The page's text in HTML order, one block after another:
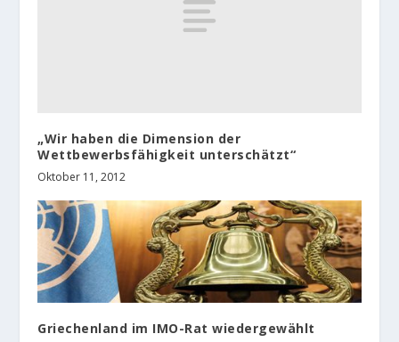
„Wir haben die Dimension der
Wettbewerbsfähigkeit unterschätzt“
Oktober 11, 2012
Griechenland im IMO-Rat wiedergewählt